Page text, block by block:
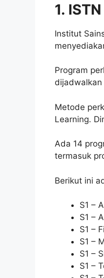
1.
Institut
Program
Metode
Learning.
Ada 14
termasuk
Berikut ini
S1 –
S1 –
S1 –
S1 –
S1 –
S1 –